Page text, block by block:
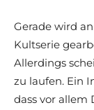
Gerade wird
Kultserie
Allerdings
zu laufen. Ein
dass vor allem